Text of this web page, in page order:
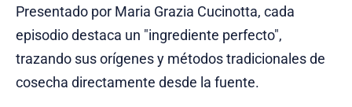
Presentado por Maria Grazia Cucinotta, cada
episodio destaca un "ingrediente perfecto",
trazando sus orígenes y métodos tradicionales de
cosecha directamente desde la fuente.